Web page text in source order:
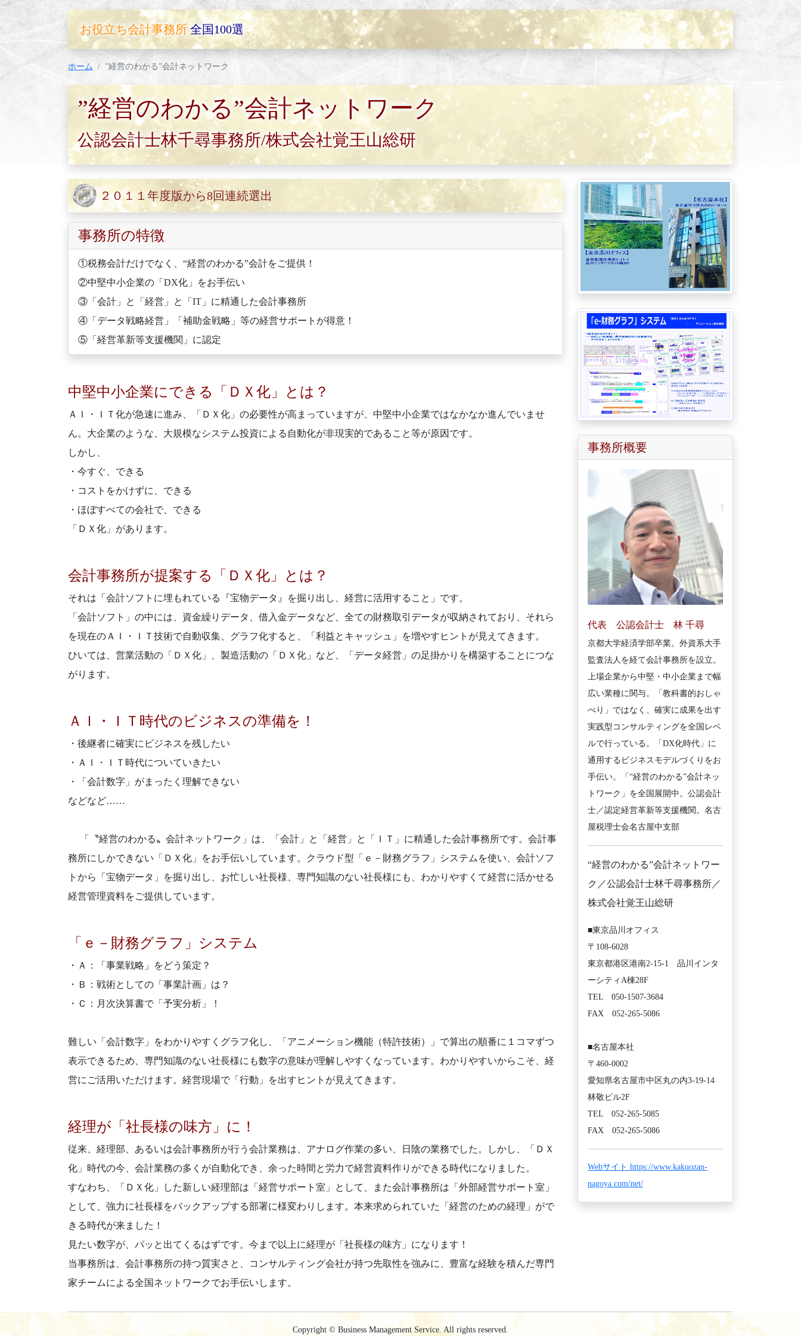
お役立ち会計事務所 全国100選
ホーム ”経営のわかる”会計ネットワーク
”経営のわかる”会計ネットワーク
公認会計士林千尋事務所/株式会社覚王山総研
２０１１年度版から8回連続選出
事務所の特徴
①税務会計だけでなく、“経営のわかる”会計をご提供！
②中堅中小企業の「DX化」をお手伝い
③「会計」と「経営」と「IT」に精通した会計事務所
④「データ戦略経営」「補助金戦略」等の経営サポートが得意！
⑤「経営革新等支援機関」に認定
中堅中小企業にできる「ＤＸ化」とは？
ＡＩ・ＩＴ化が急速に進み、「ＤＸ化」の必要性が高まっていますが、中堅中小企業ではなかなか進んでいませ
ん。大企業のような、大規模なシステム投資による自動化が非現実的であること等が原因です。
しかし、
・今すぐ、できる
・コストをかけずに、できる
・ほぼすべての会社で、できる
「ＤＸ化」があります。
会計事務所が提案する「ＤＸ化」とは？
それは「会計ソフトに埋もれている『宝物データ』を掘り出し、経営に活用すること」です。
「会計ソフト」の中には、資金繰りデータ、借入金データなど、全ての財務取引データが収納されており、それら
を現在のＡＩ・ＩＴ技術で自動収集、グラフ化すると、「利益とキャッシュ」を増やすヒントが見えてきます。
ひいては、営業活動の「ＤＸ化」、製造活動の「ＤＸ化」など、「データ経営」の足掛かりを構築することにつな
がります。
ＡＩ・ＩＴ時代のビジネスの準備を！
・後継者に確実にビジネスを残したい
・ＡＩ・ＩＴ時代についていきたい
・「会計数字」がまったく理解できない
などなど……
「〝経営のわかる〟会計ネットワーク」は、「会計」と「経営」と「ＩＴ」に精通した会計事務所です。会計事
務所にしかできない「ＤＸ化」をお手伝いしています。クラウド型「ｅ－財務グラフ」システムを使い、会計ソフ
トから「宝物データ」を掘り出し、お忙しい社長様、専門知識のない社長様にも、わかりやすくて経営に活かせる
経営管理資料をご提供しています。
「ｅ－財務グラフ」システム
・Ａ：「事業戦略」をどう策定？
・Ｂ：戦術としての「事業計画」は？
・Ｃ：月次決算書で「予実分析」！
難しい「会計数字」をわかりやすくグラフ化し、「アニメーション機能（特許技術）」で算出の順番に１コマずつ
表示できるため、専門知識のない社長様にも数字の意味が理解しやすくなっています。わかりやすいからこそ、経
営にご活用いただけます。経営現場で「行動」を出すヒントが見えてきます。
経理が「社長様の味方」に！
従来、経理部、あるいは会計事務所が行う会計業務は、アナログ作業の多い、日陰の業務でした。しかし、「ＤＸ
化」時代の今、会計業務の多くが自動化でき、余った時間と労力で経営資料作りができる時代になりました。
すなわち、「ＤＸ化」した新しい経理部は「経営サポート室」として、また会計事務所は「外部経営サポート室」
として、強力に社長様をバックアップする部署に様変わりします。本来求められていた「経営のための経理」がで
きる時代が来ました！
見たい数字が、パッと出てくるはずです。今まで以上に経理が「社長様の味方」になります！
当事務所は、会計事務所の持つ質実さと、コンサルティング会社が持つ先取性を強みに、豊富な経験を積んだ専門
家チームによる全国ネットワークでお手伝いします。
事務所概要
代表 公認会計士 林 千尋
京都大学経済学部卒業。外資系大手
監査法人を経て会計事務所を設立。
上場企業から中堅・中小企業まで幅
広い業種に関与。「教科書的おしゃ
べり」ではなく、確実に成果を出す
実践型コンサルティングを全国レベ
ルで行っている。「DX化時代」に
通用するビジネスモデルづくりをお
手伝い。「“経営のわかる”会計ネッ
トワーク」を全国展開中。公認会計
士／認定経営革新等支援機関。名古
屋税理士会名古屋中支部
“経営のわかる”会計ネットワー
ク／公認会計士林千尋事務所／
株式会社覚王山総研
■東京品川オフィス
〒108-6028
東京都港区港南2-15-1 品川インタ
ーシティA棟28F
TEL 050-1507-3684
FAX 052-265-5086
■名古屋本社
〒460-0002
愛知県名古屋市中区丸の内3-19-14
林敬ビル2F
TEL 052-265-5085
FAX 052-265-5086
Webサイト https://www.kakuozan-
nagoya.com/net/
Copyright © Business Management Service. All rights reserved.